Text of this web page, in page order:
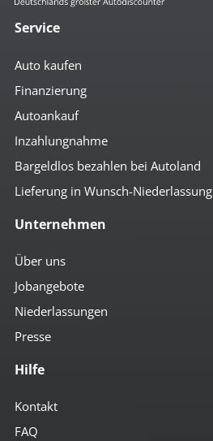
Service
Auto kaufen
Finanzierung
Autoankauf
Inzahlungnahme
Bargeldlos bezahlen bei Autoland
Lieferung in Wunsch-Niederlassung
Unternehmen
Über uns
Jobangebote
Niederlassungen
Presse
Hilfe
Kontakt
FAQ